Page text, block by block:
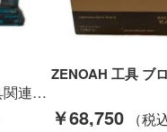
MAKITA マキタ 工具関連用品 コーキングガン コードレス式 18v 14526 CG180D グリーン Cランク
￥68,750